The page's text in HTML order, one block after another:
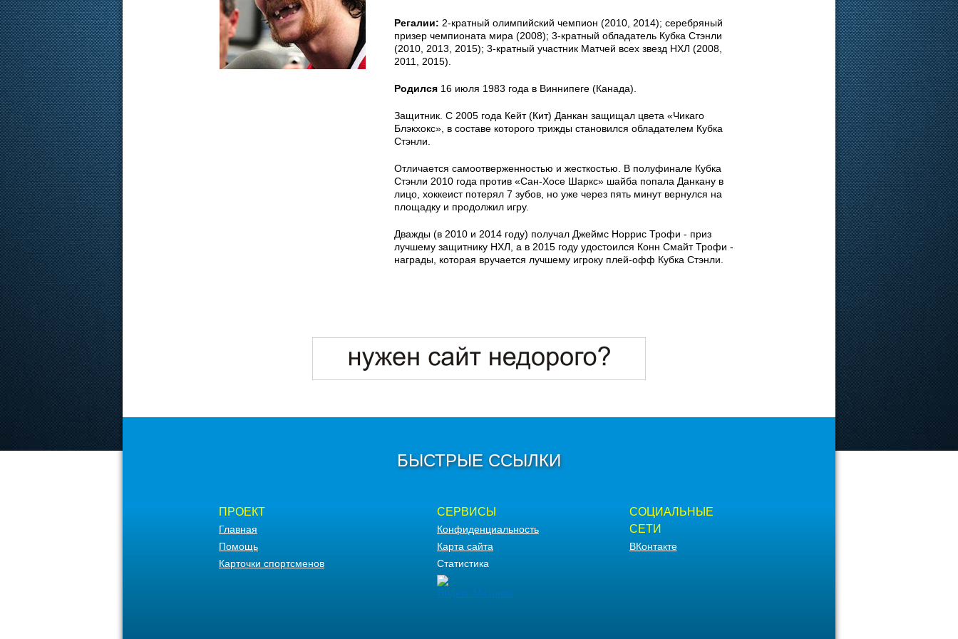
Регалии: 2-кратный олимпийский чемпион (2010, 2014); серебряный
призер чемпионата мира (2008); 3-кратный обладатель Кубка Стэнли
(2010, 2013, 2015); 3-кратный участник Матчей всех звезд НХЛ (2008,
2011, 2015).
Родился 16 июля 1983 года в Виннипеге (Канада).
Защитник. С 2005 года Кейт (Кит) Данкан защищал цвета «Чикаго
Блэкхокс», в составе которого трижды становился обладателем Кубка
Стэнли.
Отличается самоотверженностью и жесткостью. В полуфинале Кубка
Стэнли 2010 года против «Сан-Хосе Шаркс» шайба попала Данкану в
лицо, хоккеист потерял 7 зубов, но уже через пять минут вернулся на
площадку и продолжил игру.
Дважды (в 2010 и 2014 году) получал Джеймс Норрис Трофи - приз
лучшему защитнику НХЛ, а в 2015 году удостоился Конн Смайт Трофи -
награды, которая вручается лучшему игроку плей-офф Кубка Стэнли.
БЫСТРЫЕ ССЫЛКИ
ПРОЕКТ
Главная
Помощь
Карточки спортсменов
СЕРВИСЫ
Конфиденциальность
Карта сайта
Статистика
СОЦИАЛЬНЫЕ
СЕТИ
ВКонтакте